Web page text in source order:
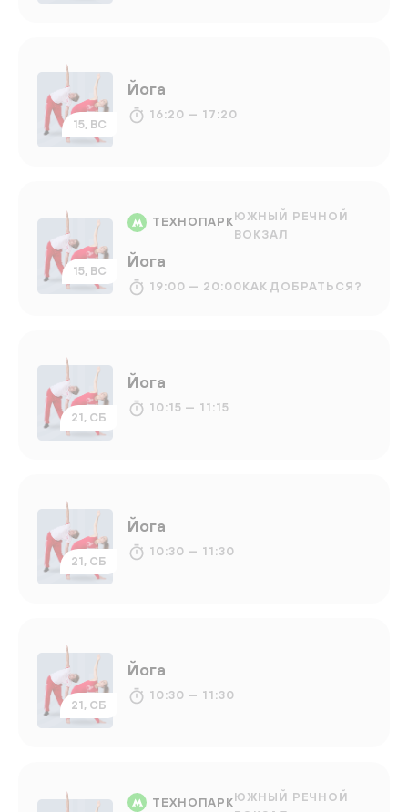
15, ВС
Йога
16:20 — 17:20
15, ВС
ТЕХНОПАРКЮЖНЫЙ РЕЧНОЙ
ВОКЗАЛ
Йога
19:00 — 20:00КАК ДОБРАТЬСЯ?
21, СБ
Йога
10:15 — 11:15
21, СБ
Йога
10:30 — 11:30
21, СБ
Йога
10:30 — 11:30
ТЕХНОПАРКЮЖНЫЙ РЕЧНОЙ